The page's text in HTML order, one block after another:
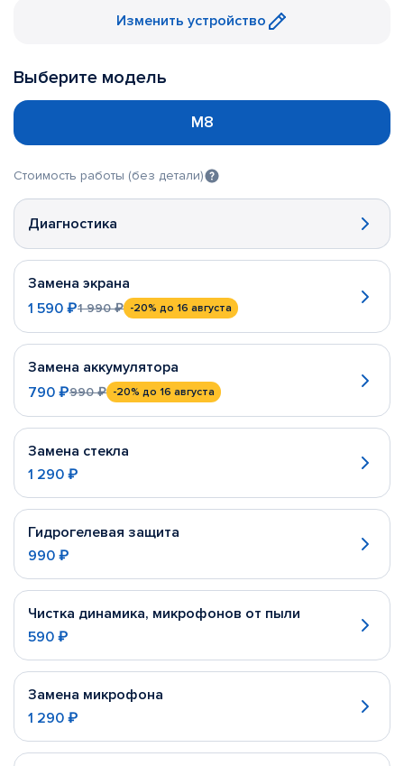
Изменить устройство
Выберите модель
M8
Стоимость работы (без детали)
Диагностика
Замена экрана
1 590 ₽1 990 ₽ -20% до 16 августа
Замена аккумулятора
790 ₽990 ₽ -20% до 16 августа
Замена стекла
1 290 ₽
Гидрогелевая защита
990 ₽
Чистка динамика, микрофонов от пыли
590 ₽
Замена микрофона
1 290 ₽